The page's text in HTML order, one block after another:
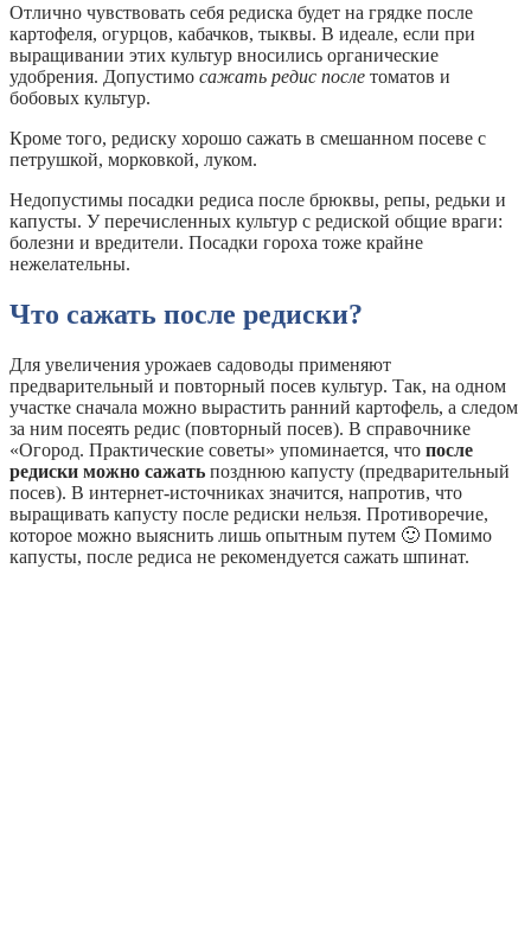
Отлично чувствовать себя редиска будет на грядке после
картофеля, огурцов, кабачков, тыквы. В идеале, если при
выращивании этих культур вносились органические
удобрения. Допустимо сажать редис после томатов и
бобовых культур.
Кроме того, редиску хорошо сажать в смешанном посеве с
петрушкой, морковкой, луком.
Недопустимы посадки редиса после брюквы, репы, редьки и
капусты. У перечисленных культур с редиской общие враги:
болезни и вредители. Посадки гороха тоже крайне
нежелательны.
Что сажать после редиски?
Для увеличения урожаев садоводы применяют
предварительный и повторный посев культур. Так, на одном
участке сначала можно вырастить ранний картофель, а следом
за ним посеять редис (повторный посев). В справочнике
«Огород. Практические советы» упоминается, что после
редиски можно сажать позднюю капусту (предварительный
посев). В интернет-источниках значится, напротив, что
выращивать капусту после редиски нельзя. Противоречие,
которое можно выяснить лишь опытным путем 🙂 Помимо
капусты, после редиса не рекомендуется сажать шпинат.